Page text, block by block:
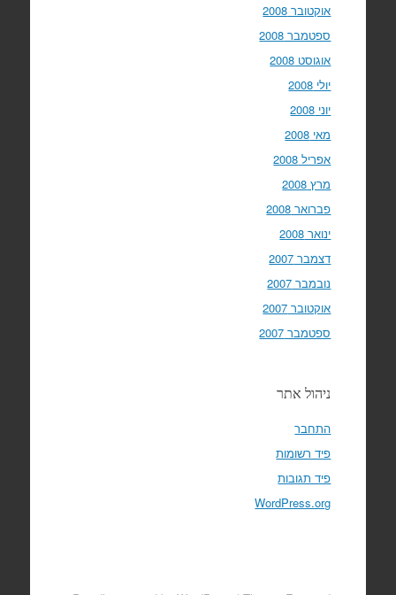
אוקטובר 2008
ספטמבר 2008
אוגוסט 2008
יולי 2008
יוני 2008
מאי 2008
אפריל 2008
מרץ 2008
פברואר 2008
ינואר 2008
דצמבר 2007
נובמבר 2007
אוקטובר 2007
ספטמבר 2007
ניהול אתר
התחבר
פיד רשומות
פיד תגובות
WordPress.org